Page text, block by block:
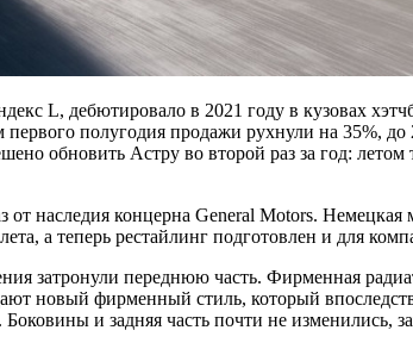
L, дебютировало в 2021 году в кузовах
полугодия продажи рухнули на 35%,
обновить Астру во второй раз за год:
наследия концерна General Motors.
а теперь рестайлинг подготовлен и для
затронули переднюю часть. Фирменная
новый фирменный стиль, который
и задняя часть почти не